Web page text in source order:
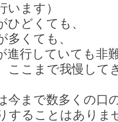
います）
ひどくても、
多くても、
進行していても非
ここまで我慢して
今まで数多くの口
することはありま